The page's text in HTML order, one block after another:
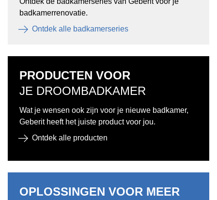
badkamerrenovatie.
Ontdek alle badkamerseries
PRODUCTEN VOOR
JE DROOMBADKAMER
Wat je wensen ook zijn voor je nieuwe badkamer,
Geberit heeft het juiste product voor jou.
Ontdek alle producten
OPLOSSINGEN VOOR MEER